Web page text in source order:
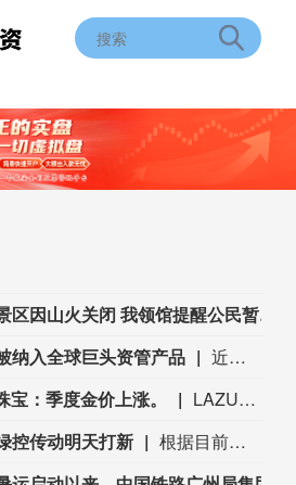
印尼一火山景区因山火关闭 我领馆提醒公民暂勿前往
纳入全球巨头资管产品
近日，全球资产管理机构范达高级产品经理John Patrick Lee透露，美国机构投资者开始布局中国半导体，最早或于9月底将长鑫科技纳入范达旗下ETF。 范达成立于1955年，总部位于纽约，是一家由创始家族持有的全球资产管理公司，在纽约、上海、法兰克福、苏黎世、阿姆斯特丹、伦敦、悉尼等地设有办公室，旗下产品涵盖ETF、共同基金（公募基金）和专户等。其在中国拥有私募机构范达私募基金管理（上海）有限公司。 截至2026年6月30日，范达全球管理资产规模约2374亿美元。它管理着全球规模最大的半导体ETF——SMH，截至8月初，该基金总净资产约700亿美元。今年6月，范达(VanEck)在美国推出首只聚焦中国半导体的ETF——SMHC。（中国基金报）
：季度金价上涨。
LAZURDE珠宝：季度金价上涨。
控传动明天打新
根据目前的发行安排，下周有4只新股申购，科创板2只，创业板、北交所各有1只。日程安排上，周一（8月10日）可申购科创板新股宇树科技、创业板新股绿控传动、北交所新股双英集团，周五（8月14日）可申购科创板新股高凯技术。